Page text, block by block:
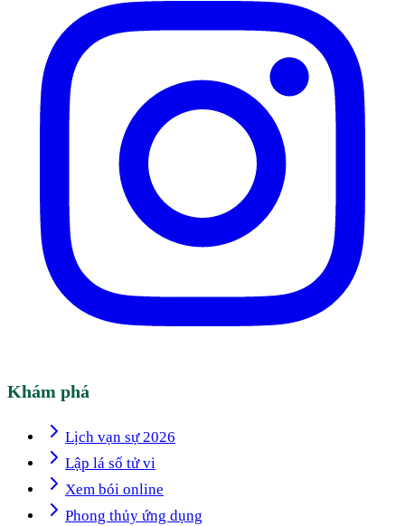
Khám phá
Lịch vạn sự 2026
Lập lá số tử vi
Xem bói online
Phong thủy ứng dụng